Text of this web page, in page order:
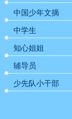
中国少年文摘
中学生
知心姐姐
辅导员
少先队小干部